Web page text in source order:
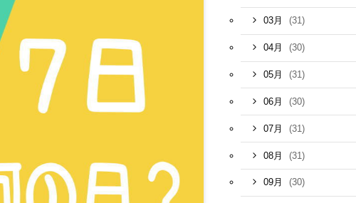
03月 (31)
04月 (30)
05月 (31)
06月 (30)
07月 (31)
08月 (31)
09月 (30)